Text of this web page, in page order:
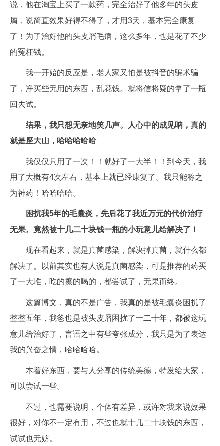
说，他在淘宝上买了一款药，完全治好了他多年的头皮
屑，说简直效果好得不得了，才用3天，基本完全康复
了！为了治好他的头皮屑毛病，这么多年，也是花了不少
的冤枉钱。
我一开始的反应是，老人家又怕是被抖音的骗术骗
了，净买些无用的东西，乱花钱。就将信将疑的拿了一瓶
回去试。
结果，我只想无奈地笑几声。人心中的成见呐，真的
就是座大山，哈哈哈哈哈
我仅仅只用了一次！！就好了一大半！！到今天，我
用了大概有4次左右，基本上就已经康复了。我只能称之
为神药！哈哈哈哈。
困扰我5年的毛囊炎，先后花了我近万元的代价治疗
无果。竟然被十几二十块钱一瓶的小玩意儿给解决了！
现在看起来，就是真菌感染，解决掉真菌，就什么都
解决了。以前其实也有人说是真菌感染，可是推荐的药买
了一大堆，吃的擦的喝的，都尝试了，无果而终。
这篇博文，真的不是广告，我真的是被毛囊炎困扰了
整整五年，我爸也是被头皮屑困扰了一二十年，都被这玩
意儿给治好了，言语之中有些夸张成分，我只是为了表达
我的兴奋之情，哈哈哈哈。
本着好东西，要与人分享的传统美德，特发给大家，
可以尝试一些。
不过，也需要说明，个体有差异，或许对我来说效果
很好，对你不一定有用，不过也就十几二十块钱的东西，
试试也无妨。